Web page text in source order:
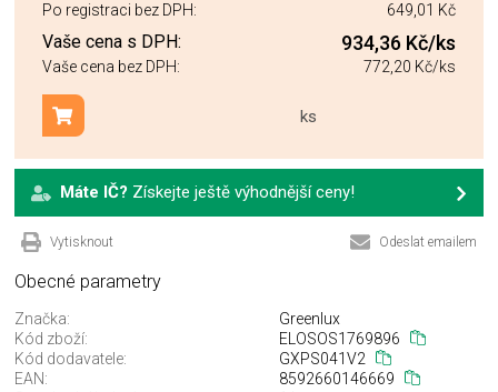
Po registraci bez DPH:
649,01 Kč
Vaše cena s DPH: 934,36 Kč/ks
Vaše cena bez DPH: 772,20 Kč/ks
ks
Přidat do košíku
Máte IČ? Získejte ještě výhodnější ceny!
Vytisknout Odeslat emailem
Obecné parametry
Značka:
Greenlux
Kód zboží:
ELOSOS1769896
Kód dodavatele:
GXPS041V2
EAN:
8592660146669